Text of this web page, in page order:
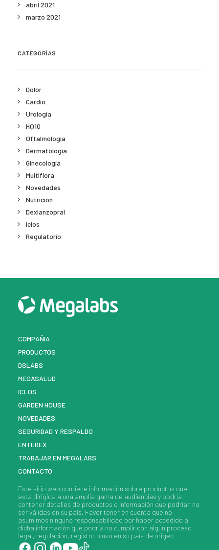
abril 2021
marzo 2021
CATEGORÍAS
Dolor
Cardio
Urología
HQ10
Oftalmología
Dermatología
Ginecología
Multiflora
Novedades
Nutrición
Dexlanzopral
Iclos
Regulatorio
COMPAÑIA
PRODUCTOS
DSLABS
MEGASALUD
ICLOS
GARDEN HOUSE
NOVEDADES
SEGURIDAD Y RESPALDO
ENTEREX
TRABAJAR EN MEGALABS
CONTACTO
Este sitio web contiene información sobre productos que
está dirigida a una amplia gama de audiencias y podría
contener detalles de productos o información que podrían no
ser válidas en su país. Favor tener en cuenta que no
asumimos ninguna responsabilidad por haber accedido a
dicha información que podría no cumplir con algún proceso
legal, regulación, registro o uso en su país de origen.